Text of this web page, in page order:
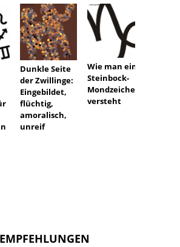
Dunkle Seite
der Zwillinge:
Eingebildet,
flüchtig,
amoralisch,
unreif
Wie man ein
Steinbock-
Mondzeichen
versteht
EMPFEHLUNGEN